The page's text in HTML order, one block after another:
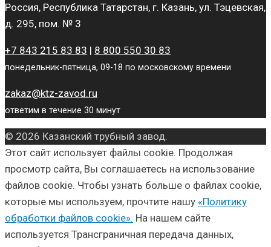
Россия, Республика Татарстан, г. Казань, ул. Тэцевская,
д. 295, пом. № 3
+7 843 215 83 83 | 8 800 550 30 83
понедельник-пятница, 09-18 по московскому времени
zakaz@ktz-zavod.ru
ответим в течение 30 минут
© 2026 Казанский трубный завод.
Этот сайт использует файлы cookie. Продолжая
просмотр сайта, Вы соглашаетесь на использование
файлов cookie. Чтобы узнать больше о файлах cookie,
которые мы используем, прочтите нашу «Политику
обработки файлов cookie». На нашем сайте
используется Трансграничная передача данных,